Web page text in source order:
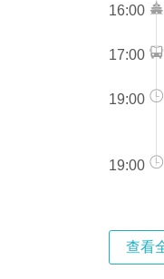
16:00
17:00
19:00
19:00
查看